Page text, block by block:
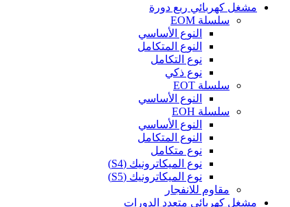
مشغل كهربائي ربع دورة
سلسلة EOM
النوع الأساسي
النوع المتكامل
نوع التكامل
نوع ذكي
سلسلة EOT
النوع الأساسي
سلسلة EOH
النوع الأساسي
النوع المتكامل
نوع متكامل
نوع الميكاترونيك (S4)
نوع الميكاترونيك (S5)
مقاوم للانفجار
مشغل كهربائي متعدد الدورات